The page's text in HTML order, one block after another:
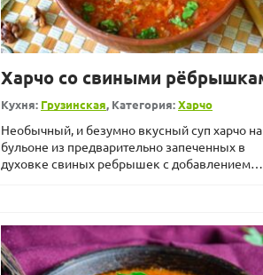
Кухня: Грузинская, Категория:Харчо
Необычный, и безумно вкусный суп харчо на
бульоне из предварительно запеченных в
духовке свиных ребрышек с добавлением